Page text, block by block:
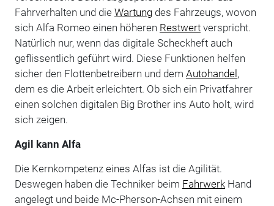
Fahrverhalten und die Wartungdes Fahrzeugs, wovon
sich Alfa Romeo einen höheren Restwertverspricht.
Natürlich nur, wenn das digitale Scheckheft auch
geflissentlich geführt wird. Diese Funktionen helfen
sicher den Flottenbetreibern und dem Autohandel,
dem es die Arbeit erleichtert. Ob sich ein Privatfahrer
einen solchen digitalen Big Brother ins Auto holt, wird
sich zeigen.
Agil kann Alfa
Die Kernkompetenz eines Alfas ist die Agilität.
Deswegen haben die Techniker beim FahrwerkHand
angelegt und beide Mc-Pherson-Achsen mit einem